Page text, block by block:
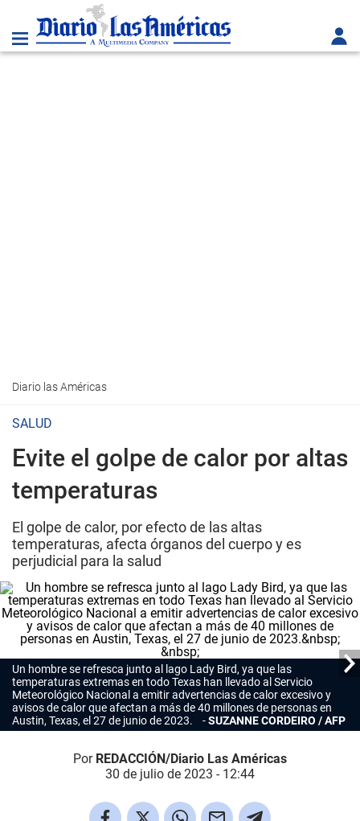
Diario las Américas
SALUD
Evite el golpe de calor por altas
temperaturas
El golpe de calor, por efecto de las altas
temperaturas, afecta órganos del cuerpo y es
perjudicial para la salud
Un hombre se refresca junto al lago Lady Bird, ya que las
temperaturas extremas en todo Texas han llevado al Servicio
Meteorológico Nacional a emitir advertencias de calor excesivo y
avisos de calor que afectan a más de 40 millones de personas en
Austin, Texas, el 27 de junio de 2023.
SUZANNE CORDEIRO / AFP
Por REDACCIÓN/Diario Las Américas
30 de julio de 2023 - 12:44